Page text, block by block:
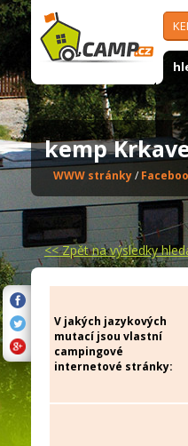
kemp
WWW stránky/
<<Zpět na výsledky
V jakých jazykových
mutací jsou vlastní
campingové
internetové stránky: